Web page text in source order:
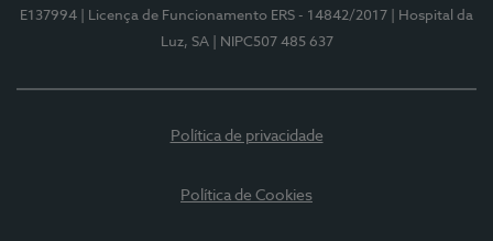
E137994
| Licença de Funcionamento ERS - 14842/2017
| Hospital da
Luz, SA
| NIPC507 485 637
Política de privacidade
Política de Cookies